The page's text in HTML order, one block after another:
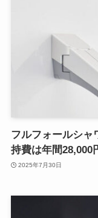
フルフォールシャ
持費は年間28,000
2025年7月30日